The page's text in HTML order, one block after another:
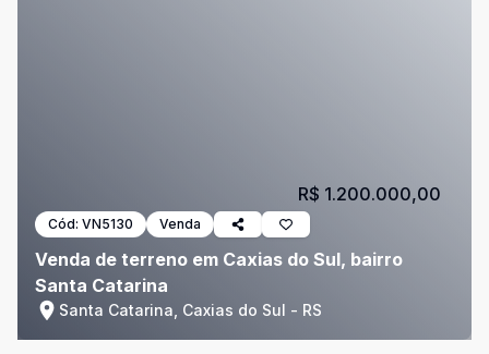
Cód: VN5130 Venda
Venda de terreno em Caxias do Sul, bairro
Santa Catarina
Santa Catarina, Caxias do Sul - RS
R$ 1.200.000,00